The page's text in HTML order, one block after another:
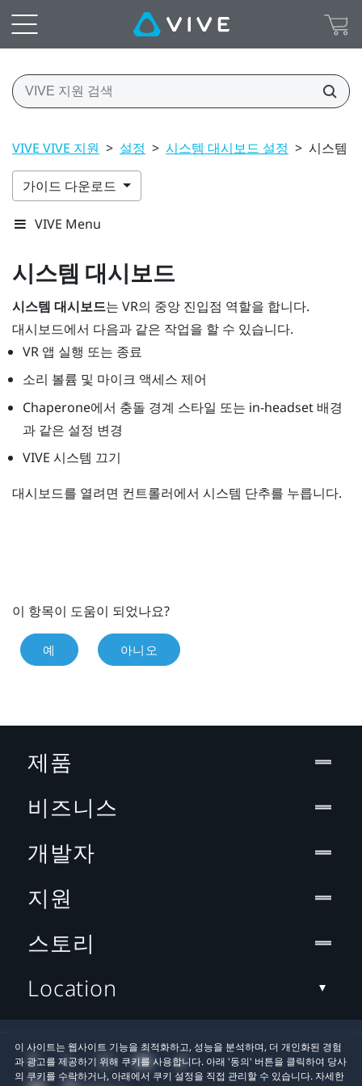
VIVE VIVE 지원 > 설정 > 시스템 대시보드 설정 > 시스템
가이드 다운로드
VIVE Menu
시스템 대시보드
시스템 대시보드는 VR의 중앙 진입점 역할을 합니다.
대시보드에서 다음과 같은 작업을 할 수 있습니다.
VR 앱 실행 또는 종료
소리 볼륨 및 마이크 액세스 제어
Chaperone에서 충돌 경계 스타일 또는 in-headset 배경
과 같은 설정 변경
VIVE 시스템 끄기
대시보드를 열려면 컨트롤러에서 시스템 단추를 누릅니다.
이 항목이 도움이 되었나요?
예 아니오
이 사이트는 웹사이트 기능을 최적화하고, 성능을 분석하며, 더 개인화된 경험
과 광고를 제공하기 위해 쿠키를 사용합니다. 아래 '동의' 버튼을 클릭하여 당사
의 쿠키를 수락하거나, 아래에서 쿠키 설정을 직접 관리할 수 있습니다. 자세한
제품
비즈니스
개발자
지원
스토리
Location